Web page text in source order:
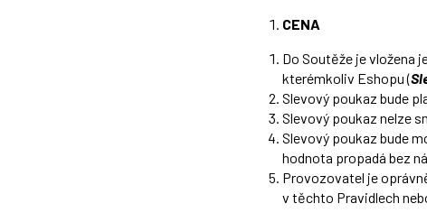
CENA
Do Soutěže je vložena
kterémkoliv Eshopu (
Slevový poukaz bude
Slevový poukaz nelze
Slevový poukaz bude
hodnota propadá bez
Provozovatel je
v těchto Pravidlech